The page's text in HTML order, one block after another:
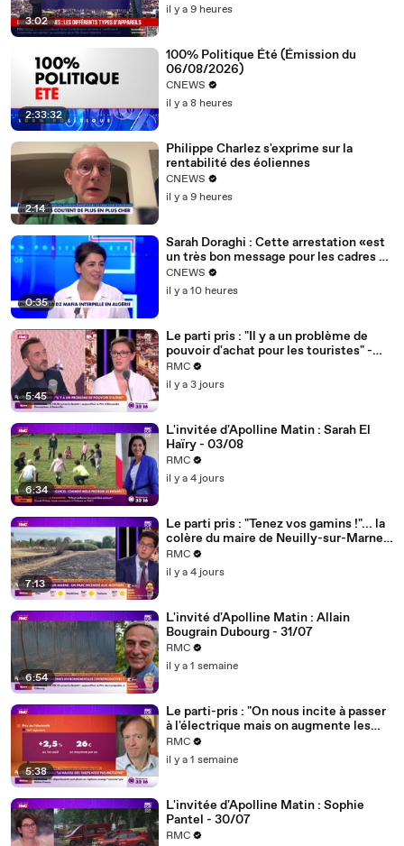
3:02
il y a 9 heures
2:33:32
100% Politique Été (Émission du
06/08/2026)
CNEWS
il y a 8 heures
2:14
Philippe Charlez s'exprime sur la
rentabilité des éoliennes
CNEWS
il y a 9 heures
0:35
Sarah Doraghi : Cette arrestation «est
un très bon message pour les cadres de
la DZ Mafia»
CNEWS
il y a 10 heures
5:45
Le parti pris : "Il y a un problème de
pouvoir d'achat pour les touristes" -
04/08
RMC
il y a 3 jours
6:34
L'invitée d'Apolline Matin : Sarah El
Haïry - 03/08
RMC
il y a 4 jours
7:13
Le parti pris : "Tenez vos gamins !"... la
colère du maire de Neuilly-sur-Marne
après l'incendie d'un parc provoqué par
des mortiers - 03/08
RMC
il y a 4 jours
6:54
L'invité d'Apolline Matin : Allain
Bougrain Dubourg - 31/07
RMC
il y a 1 semaine
5:38
Le parti-pris : "On nous incite à passer
à l'électrique mais on augmente les
tarifs... ce gouvernement est
incohérent" - 31/07
RMC
il y a 1 semaine
L'invitée d'Apolline Matin : Sophie
Pantel - 30/07
RMC